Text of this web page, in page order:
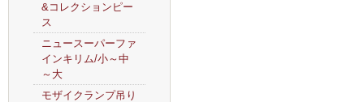
&コレクションピー
ス
ニュースーパーファ
インキリム/小～中
～大
モザイクランプ吊り